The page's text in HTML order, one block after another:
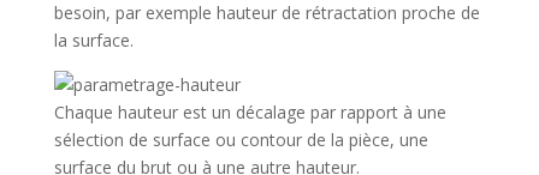
besoin, par exemple hauteur de rétractation proche de
la surface.
Chaque hauteur est un décalage par rapport à une
sélection de surface ou contour de la pièce, une
surface du brut ou à une autre hauteur.